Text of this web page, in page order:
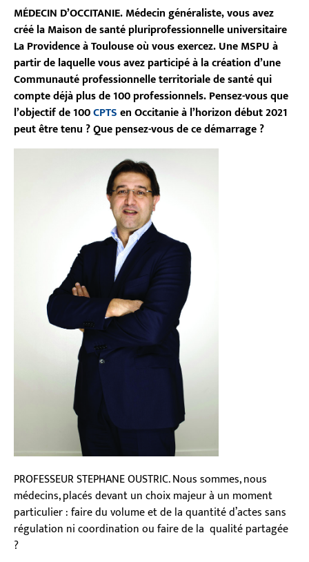
MÉDECIN D’OCCITANIE. Médecin généraliste, vous avez
créé la Maison de santé pluriprofessionnelle universitaire
La Providence à Toulouse où vous exercez. Une MSPU à
partir de laquelle vous avez participé à la création d’une
Communauté professionnelle territoriale de santé qui
compte déjà plus de 100 professionnels. Pensez-vous que
l’objectif de 100CPTSen Occitanie à l’horizon début 2021
peut être tenu ? Que pensez-vous de ce démarrage ?
PROFESSEUR STEPHANE OUSTRIC. Nous sommes, nous
médecins, placés devant un choix majeur à un moment
particulier : faire du volume et de la quantité d’actes sans
régulation ni coordination ou faire de la qualité partagée
?